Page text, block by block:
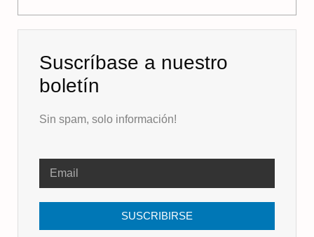
Suscríbase a nuestro
boletín
Sin spam, solo información!
SUSCRIBIRSE